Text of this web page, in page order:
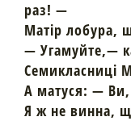
раз! —
Матір лобура,
— Угамуйте,—
Семикласниці
А матуся: — Ви,
Я ж не винна,